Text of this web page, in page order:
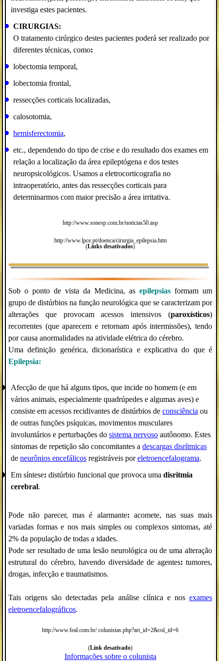
investiga estes pacientes.
CIRURGIAS:
O tratamento cirúrgico destes pacientes poderá ser realizado por
diferentes técnicas, como:
lobectomia temporal,
lobectomia frontal,
ressecções corticais localizadas,
calosotomia,
hemisferectomia,
etc., dependendo do tipo de crise e do resultado dos exames em
relação a localização da área epileptógena e dos testes
neuropsicológicos. Usamos a eletrocorticografia no
intraoperatório, antes das ressecções corticais para
determinarmos com maior precisão a área irritativa.
http://www.sonesp.com.br/noticias50.asp
http://www.lpce.pt/doenca/cirurgia_epilepsia.htm
(Links desativados)
Sob o ponto de vista da Medicina, as epilepsias formam um
grupo de distúrbios na função neurológica que se caracterizam por
alterações que provocam acessos intensivos (paroxísticos)
recorrentes (que aparecem e retornam após intermissões), tendo
por causa anormalidades na atividade elétrica do cérebro.
Uma definição genérica, dicionarística e explicativa do que é
Epilepsia:
Afecção de que há alguns tipos, que incide no homem (e em
vários animais, especialmente quadrúpedes e algumas aves) e
consiste em acessos recidivantes de distúrbios de consciência ou
de outras funções psíquicas, movimentos musculares
involuntários e perturbações do sistema nervoso autônomo. Estes
sintomas de repetição são concomitantes a descargas disrítmicas
de neurônios encefálicos registráveis poreletroencefalograma.
Em síntese: distúrbio funcional que provoca uma disritmia
cerebral.
Pode não parecer, mas é alarmante: acomete, nas suas mais
variadas formas e nos mais simples ou complexos sintomas, até
2% da população de todas a idades.
Pode ser resultado de uma lesão neurológica ou de uma alteração
estrutural do cérebro, havendo diversidade de agentes: tumores,
drogas, infecção e traumatismos.
Tais origens são detectadas pela análise clínica e nos exames
eletroencefalográficos.
http://www.feal.com.br/ colunistas.php?art_id=2&col_id=6
(Link desativado)
Informações sobre o colunista